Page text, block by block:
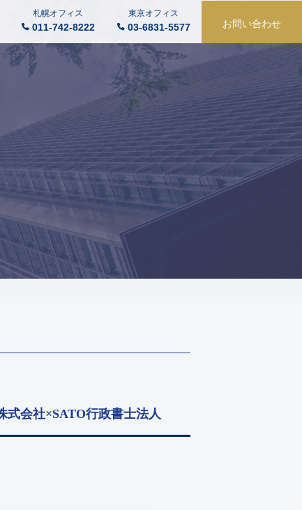
札幌オフィス
011-742-8222
東京オフィス
03-6831-5577 お問い合わせ
式会社×SATO行政書士法人